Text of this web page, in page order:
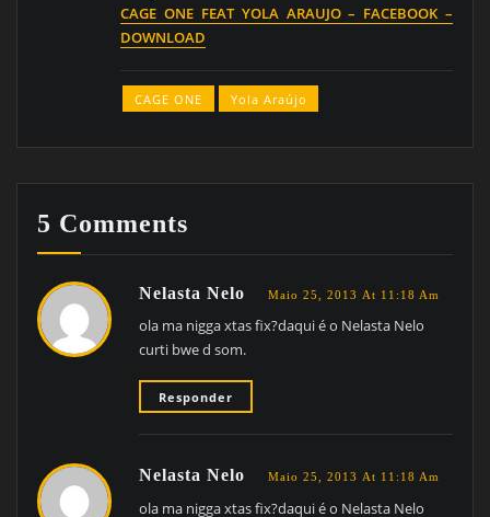
CAGE ONE FEAT YOLA ARAUJO – FACEBOOK –
DOWNLOAD
CAGE ONE Yola Araújo
5 Comments
Nelasta Nelo Maio 25, 2013 At 11:18 Am
ola ma nigga xtas fix?daqui é o Nelasta Nelo
curti bwe d som.
Responder
Nelasta Nelo Maio 25, 2013 At 11:18 Am
ola ma nigga xtas fix?daqui é o Nelasta Nelo